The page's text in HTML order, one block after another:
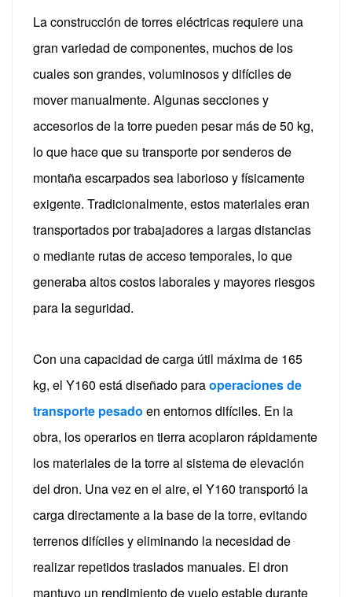
La construcción de torres eléctricas requiere una
gran variedad de componentes, muchos de los
cuales son grandes, voluminosos y difíciles de
mover manualmente. Algunas secciones y
accesorios de la torre pueden pesar más de 50 kg,
lo que hace que su transporte por senderos de
montaña escarpados sea laborioso y físicamente
exigente.Tradicionalmente, estos materiales eran
transportados por trabajadores a largas distancias
o mediante rutas de acceso temporales, lo que
generaba altos costos laborales y mayores riesgos
para la seguridad.
Con una capacidad de carga útil máxima de 165
kg, el Y160 está diseñado paraoperaciones de
transporte pesado en entornos difíciles. En la
obra, los operarios en tierra acoplaron rápidamente
los materiales de la torre al sistema de elevación
del dron. Una vez en el aire, el Y160 transportó la
carga directamente a la base de la torre, evitando
terrenos difíciles y eliminando la necesidad de
realizar repetidos traslados manuales. El dron
mantuvo un rendimiento de vuelo estable durante